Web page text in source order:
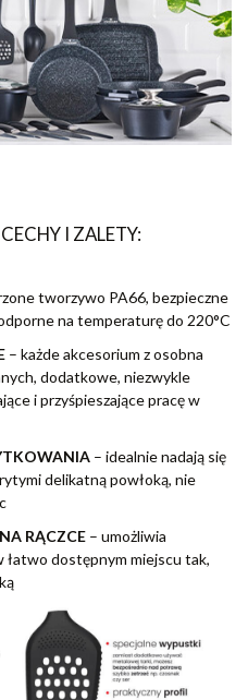
I ZALETY:
tworzywo PA66, bezpieczne
na temperaturę do 220°C
– każde akcesorium z osobna
dodatkowe, niezwykle
i przyśpieszające pracę w
– idealnie nadają się
delikatną powłoką, nie
RĄCZCE – umożliwia
łatwo dostępnym miejscu tak,